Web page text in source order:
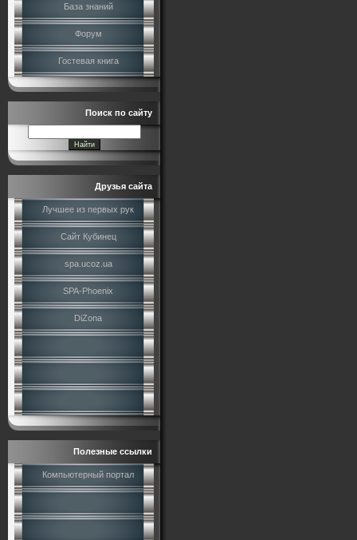
База знаний
Форум
Гостевая книга
Поиск по сайту
Друзья сайта
Лучшее из первых рук
Сайт Кубинец
spa.ucoz.ua
SPA-Phoenix
DiZona
Полезные ссылки
Компьютерный портал